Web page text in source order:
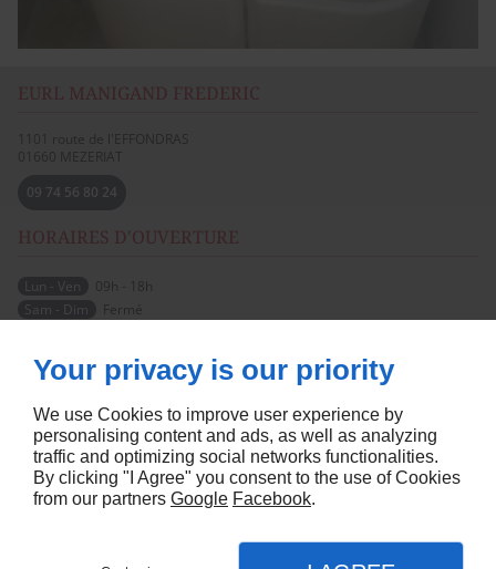
EURL MANIGAND FREDERIC
1101 route de l'EFFONDRAS
MEZERIAT
09 74 56 80 24
HORAIRES D'OUVERTURE
Lun - Ven
09h - 18h
Sam - Dim
Fermé
Nous contacter
Plan du site
SUIVEZ-NOUS
Your privacy is our priority
We use Cookies to improve user experience by
personalising content and ads, as well as analyzing
traffic and optimizing social networks functionalities.
By clicking "I Agree" you consent to the use of Cookies
from our partners Google Facebook.